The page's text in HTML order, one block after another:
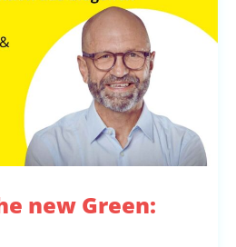
new Green: